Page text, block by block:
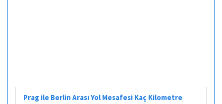
Prag ile Berlin Arası Yol Mesafesi Kaç Kilometre